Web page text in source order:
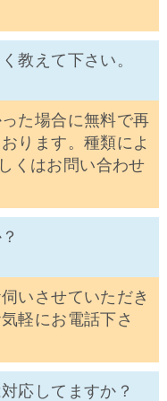
教えて下さい。
た場合に無料で再
ります。種類によ
くはお問い合わせ
いさせていただき
軽にお電話下さ
応してますか？